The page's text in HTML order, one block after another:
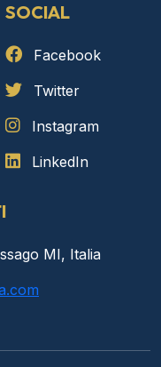
SOCIAL
Facebook
Twitter
Instagram
LinkedIn
MI, Italia